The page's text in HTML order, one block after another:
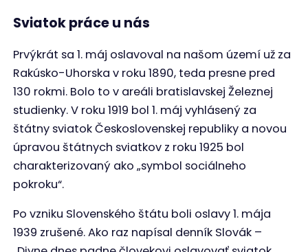
Sviatok práce u nás
Prvýkrát sa 1. máj oslavoval na našom území už za
Rakúsko-Uhorska v roku 1890, teda presne pred
130 rokmi. Bolo to v areáli bratislavskej Železnej
studienky. V roku 1919 bol 1. máj vyhlásený za
štátny sviatok Československej republiky a novou
úpravou štátnych sviatkov z roku 1925 bol
charakterizovaný ako „symbol sociálneho
pokroku“.
Po vzniku Slovenského štátu boli oslavy 1. mája
1939 zrušené. Ako raz napísal denník Slovák –